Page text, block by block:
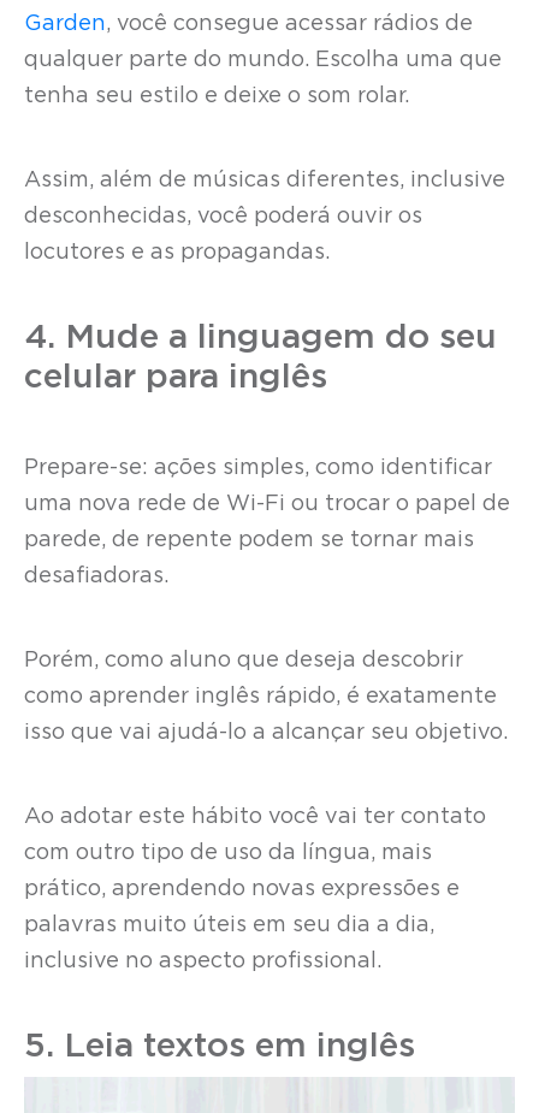
Garden, você consegue acessar rádios de
qualquer parte do mundo. Escolha uma que
tenha seu estilo e deixe o som rolar.
Assim, além de músicas diferentes, inclusive
desconhecidas, você poderá ouvir os
locutores e as propagandas.
4. Mude a linguagem do seu
celular para inglês
Prepare-se: ações simples, como identificar
uma nova rede de Wi-Fi ou trocar o papel de
parede, de repente podem se tornar mais
desafiadoras.
Porém, como aluno que deseja descobrir
como aprender inglês rápido, é exatamente
isso que vai ajudá-lo a alcançar seu objetivo.
Ao adotar este hábito você vai ter contato
com outro tipo de uso da língua, mais
prático, aprendendo novas expressões e
palavras muito úteis em seu dia a dia,
inclusive no aspecto profissional.
5. Leia textos em inglês